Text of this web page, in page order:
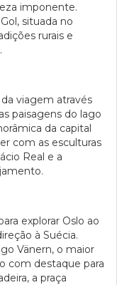
imponente.
situada no
rurais e
viagem através
paisagens do lago
da capital
com as esculturas
Real e a
explorar Oslo ao
à Suécia.
Vänern, o maior
com destaque para
a praça